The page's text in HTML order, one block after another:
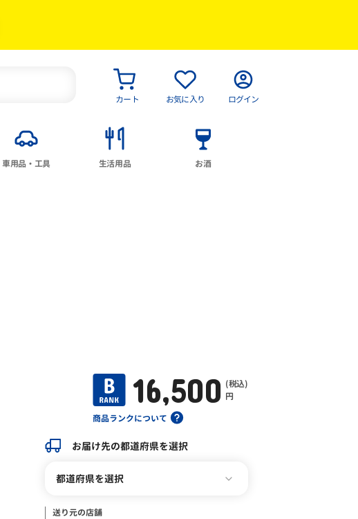
カート お気に入り ログイン
車用品・工具 生活用品 お酒
商品ランクについて
16,500 (税込)
円
お届け先の都道府県を選択
都道府県を選択
送り元の店舗